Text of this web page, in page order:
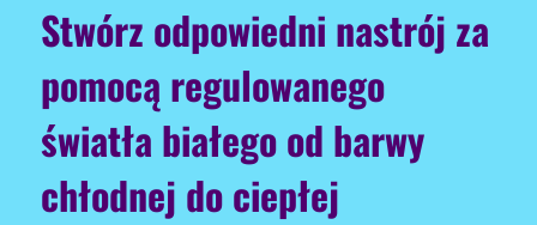
Stwórz odpowiedni nastrój za
pomocą regulowanego
światła białego od barwy
chłodnej do ciepłej